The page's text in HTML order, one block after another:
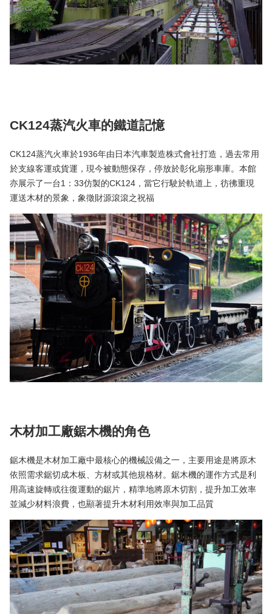
CK124蒸汽火車的鐵道記憶
CK124蒸汽火車於1936年由日本汽車製造株式會社打造，過去常用
於支線客運或貨運，現今被動態保存，停放於彰化扇形車庫。本館
亦展示了一台1：33仿製的CK124，當它行駛於軌道上，彷彿重現
運送木材的景象，象徵財源滾滾之祝福
木材加工廠鋸木機的角色
鋸木機是木材加工廠中最核心的機械設備之一，主要用途是將原木
依照需求鋸切成木板、方材或其他規格材。鋸木機的運作方式是利
用高速旋轉或往復運動的鋸片，精準地將原木切割，提升加工效率
並減少材料浪費，也顯著提升木材利用效率與加工品質